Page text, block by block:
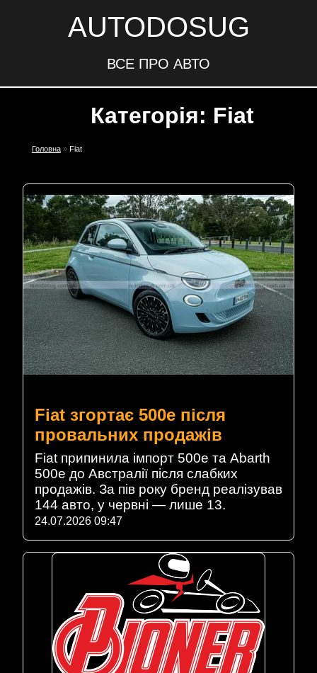
AUTODOSUG
ВСЕ ПРО АВТО
Категорія: Fiat
Головна» Fiat
Fiat згортає 500e після
провальних продажів
Fiat припинила імпорт 500e та Abarth
500e до Австралії після слабких
продажів. За пів року бренд реалізував
144 авто, у червні — лише 13.
24.07.2026 09:47